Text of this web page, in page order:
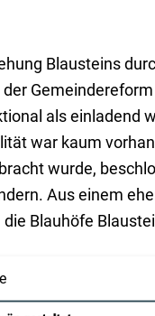
Blausteins
als einladend
war kaum
wurde,
Aus einem
Blauhöfe